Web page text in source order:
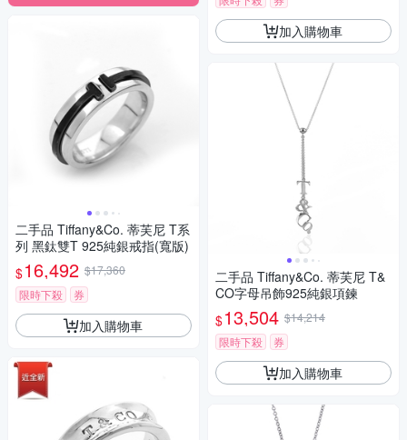
二手品 Tiffany&Co. 蒂芙尼 T系
列 黑鈦雙T 925純銀戒指(寬版)
$16,492 $17,360
限時下殺
券
加入購物車
加入購物車
二手品 Tiffany&Co. 蒂芙尼 T&
CO字母吊飾925純銀項鍊
$13,504 $14,214
限時下殺
券
加入購物車